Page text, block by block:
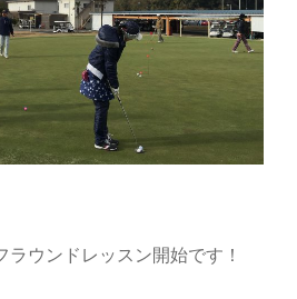
ウンドレッスン開始です！